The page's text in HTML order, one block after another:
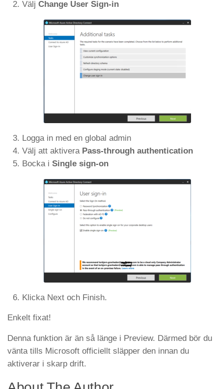
Välj Change User Sign-in
Logga in med en global admin
Välj att aktivera Pass-through authentication
Bocka i Single sign-on
Klicka Next och Finish.
Enkelt fixat!
Denna funktion är än så länge i Preview. Därmed bör du
vänta tills Microsoft officiellt släpper den innan du
aktiverar i skarp drift.